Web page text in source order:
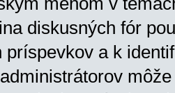
diskusných fór
príspevkov a k